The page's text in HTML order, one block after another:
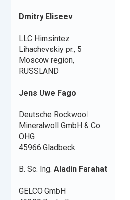
Dmitry Eliseev
LLC Himsintez
Lihachevskiy pr., 5
Moscow region,
RUSSLAND
Jens Uwe Fago
Deutsche Rockwool
Mineralwoll GmbH & Co.
OHG
45966 Gladbeck
B. Sc. Ing. Aladin Farahat
GELCO GmbH